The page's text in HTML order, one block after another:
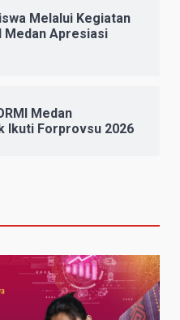
Melalui Kegiatan
Medan Apresiasi
Medan
Ikuti Forprovsu 2026